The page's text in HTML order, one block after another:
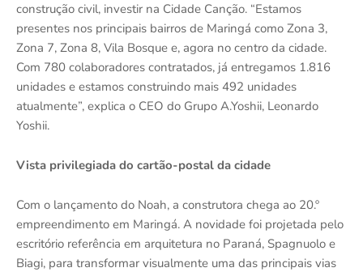
construção civil, investir na Cidade Canção. “Estamos
presentes nos principais bairros de Maringá como Zona 3,
Zona 7, Zona 8, Vila Bosque e, agora no centro da cidade.
Com 780 colaboradores contratados, já entregamos 1.816
unidades e estamos construindo mais 492 unidades
atualmente”, explica o CEO do Grupo A.Yoshii, Leonardo
Yoshii.
Vista privilegiada do cartão-postal da cidade
Com o lançamento do Noah, a construtora chega ao 20.º
empreendimento em Maringá. A novidade foi projetada pelo
escritório referência em arquitetura no Paraná, Spagnuolo e
Biagi, para transformar visualmente uma das principais vias